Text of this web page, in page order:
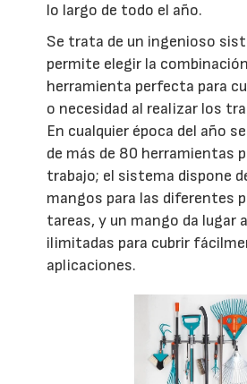
lo largo de todo el año.
Se trata de un ingenioso
permite elegir la
herramienta perfecta para
o necesidad al realizar los
En cualquier época del año
de más de 80 herramientas
trabajo; el sistema dispone
mangos para las diferentes
tareas, y un mango da lugar
ilimitadas para cubrir
aplicaciones.